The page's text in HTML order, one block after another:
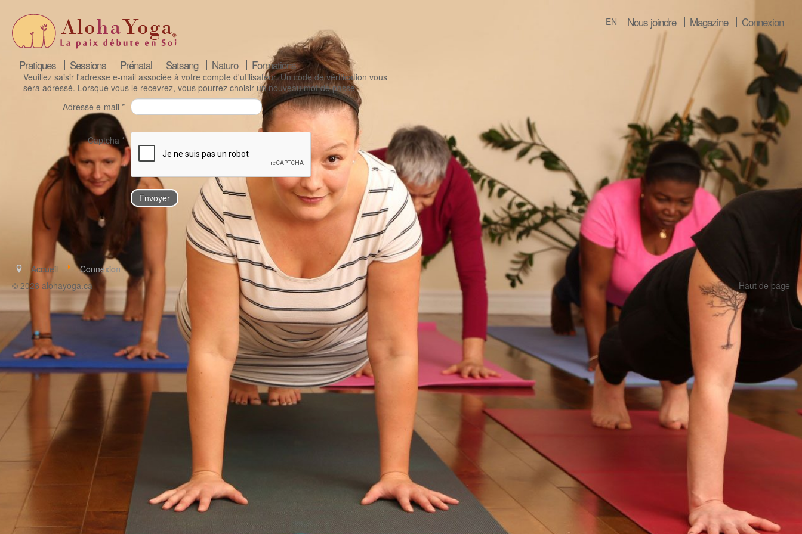
Connexion
Magazine
Nous joindre
EN
Pratiques Sessions Prénatal Satsang Naturo Formations
Veuillez saisir l'adresse e-mail associée à votre compte d'utilisateur. Un code de vérification vous
sera adressé. Lorsque vous le recevrez, vous pourrez choisir un nouveau mot de passe
Adresse e-mail *
Captcha *
Envoyer
Accueil
Connexion
Haut de page
© 2026 alohayoga.ca